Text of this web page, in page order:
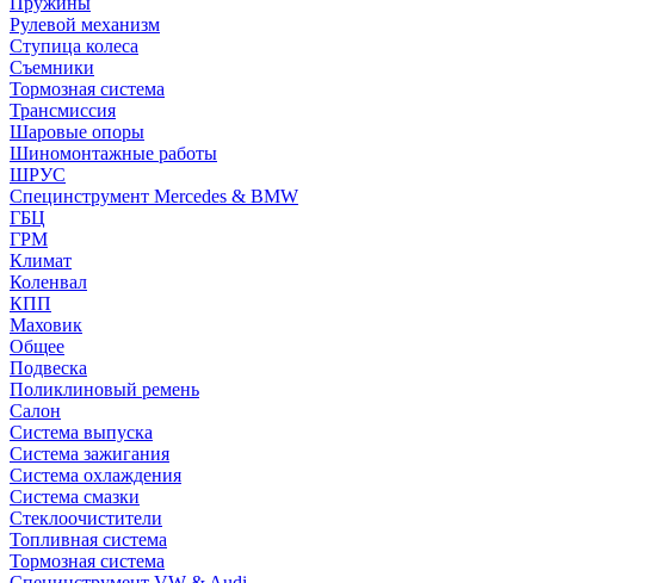
Рулевой механизм
Ступица колеса
Съемники
Тормозная система
Трансмиссия
Шаровые опоры
Шиномонтажные работы
ШРУС
Специнструмент Mercedes & BMW
ГБЦ
ГРМ
Климат
Коленвал
КПП
Маховик
Общее
Подвеска
Поликлиновый ремень
Салон
Система выпуска
Система зажигания
Система охлаждения
Система смазки
Стеклоочистители
Топливная система
Тормозная система